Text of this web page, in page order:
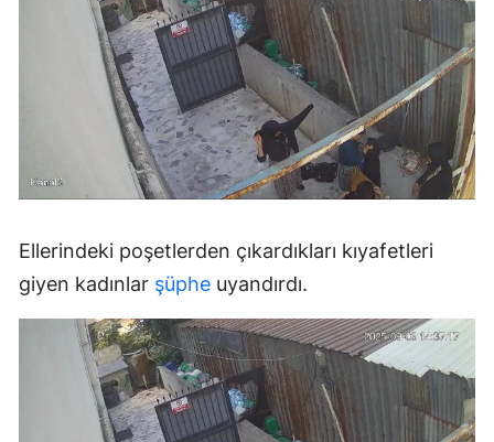
Ellerindeki poşetlerden çıkardıkları kıyafetleri
giyen kadınlar şüphe uyandırdı.